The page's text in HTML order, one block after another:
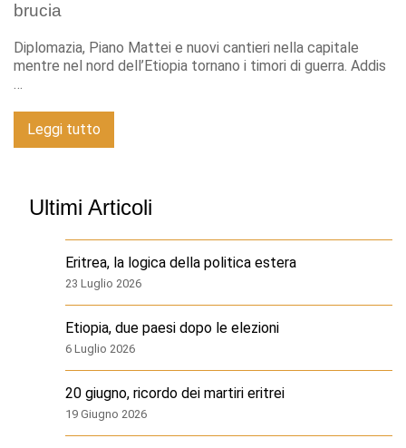
brucia
Diplomazia, Piano Mattei e nuovi cantieri nella capitale
mentre nel nord dell’Etiopia tornano i timori di guerra. Addis
…
Leggi tutto
Ultimi Articoli
Eritrea, la logica della politica estera
23 Luglio 2026
Etiopia, due paesi dopo le elezioni
6 Luglio 2026
20 giugno, ricordo dei martiri eritrei
19 Giugno 2026